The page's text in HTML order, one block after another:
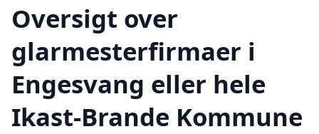
Oversigt over
glarmesterfirmaer i
Engesvang eller hele
Ikast-Brande Kommune